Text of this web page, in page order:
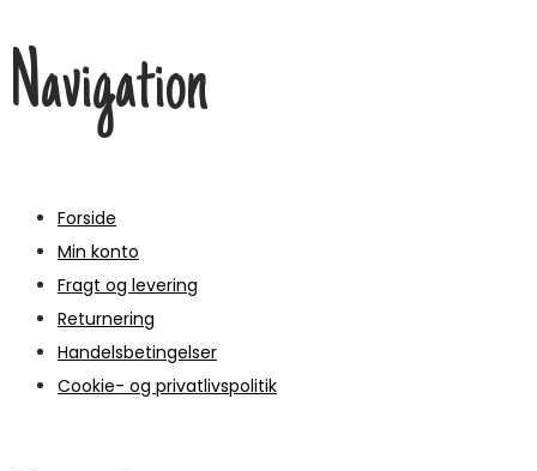
Navigation
Forside
Min konto
Fragt og levering
Returnering
Handelsbetingelser
Cookie- og privatlivspolitik